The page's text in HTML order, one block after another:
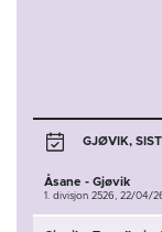
GJØVIK,
Åsane - Gjøvik
1. divisjon 2526, 22/04/